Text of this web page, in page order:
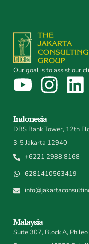
Our goal is to assist our
Indonesia
DBS Bank Tower, 12th
3-5 Jakarta 12940
+6221 2988 8168
6281410563419
Malaysia
Suite 307, Block A,